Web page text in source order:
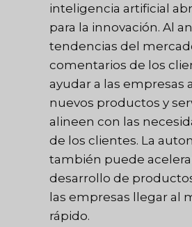
inteligencia artificial
para la innovación. Al
tendencias del
comentarios de los
ayudar a las empresas
nuevos productos y
alineen con las
de los clientes. La
también puede
desarrollo de
las empresas llegar al
rápido.